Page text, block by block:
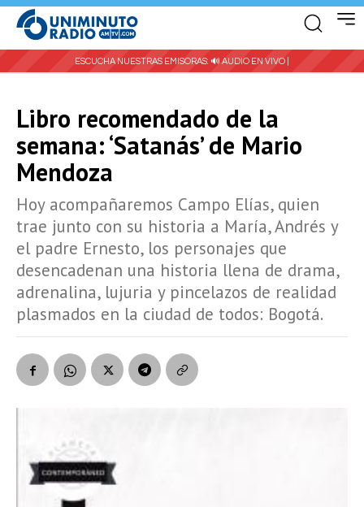
ESCUCHA NUESTRAS EMISORAS: 🔊 AUDIO EN VIVO |
Libro recomendado de la
semana: ‘Satanás’ de Mario
Mendoza
Hoy acompañaremos Campo Elías, quien
trae junto con su historia a María, Andrés y
el padre Ernesto, los personajes que
desencadenan una historia llena de drama,
adrenalina, lujuria y pincelazos de realidad
plasmados en la ciudad de todos: Bogotá.